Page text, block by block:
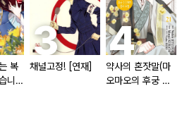
복
니다
채널고정! [연재]
약사의 혼잣말(마
오마오의 후궁 수